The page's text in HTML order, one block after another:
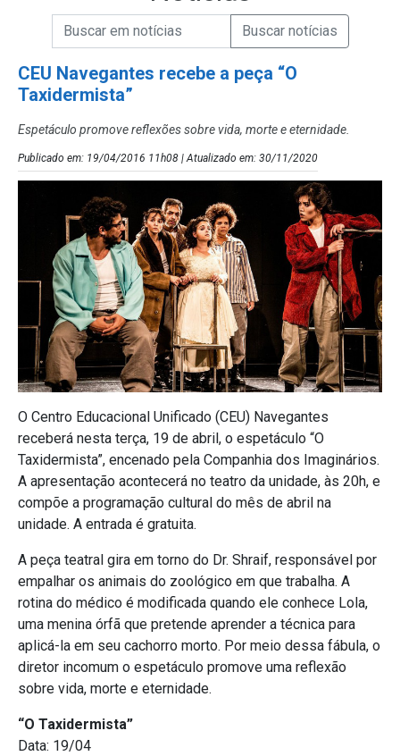
Campo de Busca de Notícias
Campo de Busca de informaçõesEnviar a Busca de Notícias
CEU Navegantes recebe a peça “O
Taxidermista”
Espetáculo promove reflexões sobre vida, morte e eternidade.
Publicado em: 19/04/2016 11h08 | Atualizado em: 30/11/2020
O Centro Educacional Unificado (CEU) Navegantes
receberá nesta terça, 19 de abril, o espetáculo “O
Taxidermista”, encenado pela Companhia dos Imaginários.
A apresentação acontecerá no teatro da unidade, às 20h, e
compõe a programação cultural do mês de abril na
unidade. A entrada é gratuita.
A peça teatral gira em torno do Dr. Shraif, responsável por
empalhar os animais do zoológico em que trabalha. A
rotina do médico é modificada quando ele conhece Lola,
uma menina órfã que pretende aprender a técnica para
aplicá-la em seu cachorro morto. Por meio dessa fábula, o
diretor incomum o espetáculo promove uma reflexão
sobre vida, morte e eternidade.
“O Taxidermista”
Data: 19/04